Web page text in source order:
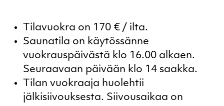
Tilavuokra on 170 € / ilta.
Saunatila on käytössänne
vuokrauspäivästä klo 16.00 alkaen.
Seuraavaan päivään klo 14 saakka.
Tilan vuokraaja huolehtii
jälkisiivouksesta. Siivousaikaa on